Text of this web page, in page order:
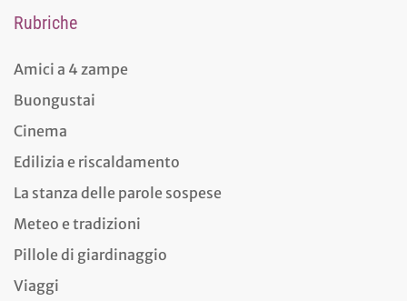
Rubriche
Amici a 4 zampe
Buongustai
Cinema
Edilizia e riscaldamento
La stanza delle parole sospese
Meteo e tradizioni
Pillole di giardinaggio
Viaggi